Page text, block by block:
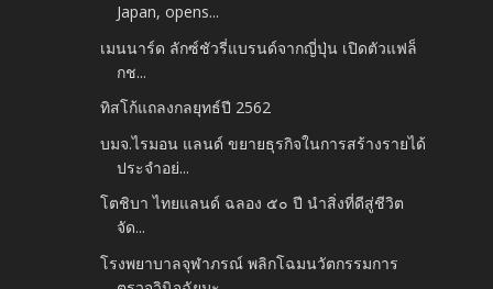
Japan, opens...
เมนนาร์ด ลักซ์ชัวรี่แบรนด์จากญี่ปุ่น เปิดตัวแฟล็
กช...
ทิสโก้แถลงกลยุทธ์ปี 2562
บมจ.ไรมอน แลนด์ ขยายธุรกิจในการสร้างรายได้
ประจำอย่...
โตชิบา ไทยแลนด์ ฉลอง ๕๐ ปี นำสิ่งที่ดีสู่ชีวิต
จัด...
โรงพยาบาลจุฬาภรณ์ พลิกโฉมนวัตกรรมการ